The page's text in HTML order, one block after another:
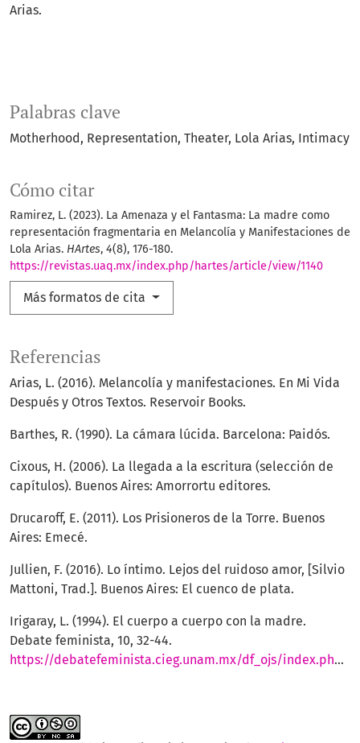
Palabras clave
Motherhood Representation Theater Lola Arias Intimacy
Cómo citar
Ramirez, L. (2023). La Amenaza y el Fantasma: La madre como
representación fragmentaria en Melancolía y Manifestaciones de
Lola Arias. HArtes, 4(8), 176-180.
https://revistas.uaq.mx/index.php/hartes/article/view/1140
Más formatos de cita
Arias.
Referencias
Arias, L. (2016). Melancolía y manifestaciones. En Mi Vida
Después y Otros Textos. Reservoir Books.
Barthes, R. (1990). La cámara lúcida. Barcelona: Paidós.
Cixous, H. (2006). La llegada a la escritura (selección de
capítulos). Buenos Aires: Amorrortu editores.
Drucaroff, E. (2011). Los Prisioneros de la Torre. Buenos
Aires: Emecé.
Jullien, F. (2016). Lo íntimo. Lejos del ruidoso amor, [Silvio
Mattoni, Trad.]. Buenos Aires: El cuenco de plata.
Irigaray, L. (1994). El cuerpo a cuerpo con la madre.
Debate feminista, 10, 32-44.
https://debatefeminista.cieg.unam.mx/df_ojs/index.php/debate_feminista/article/view/1793